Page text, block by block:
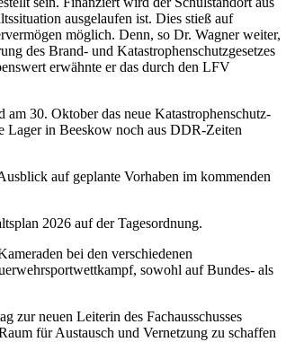
ausgelaufen ist. Dies stieß auf
möglich. Denn, so Dr. Wagner weiter,
des Brand- und Katastrophenschutzgesetzes
erwähnte er das durch den LFV
30. Oktober das neue Katastrophenschutz-
Lager in Beeskow noch aus DDR-Zeiten
auf geplante Vorhaben im kommenden
2026 auf der Tagesordnung.
bei den verschiedenen
sowohl auf Bundes- als
zur neuen Leiterin des Fachausschusses
für Austausch und Vernetzung zu schaffen